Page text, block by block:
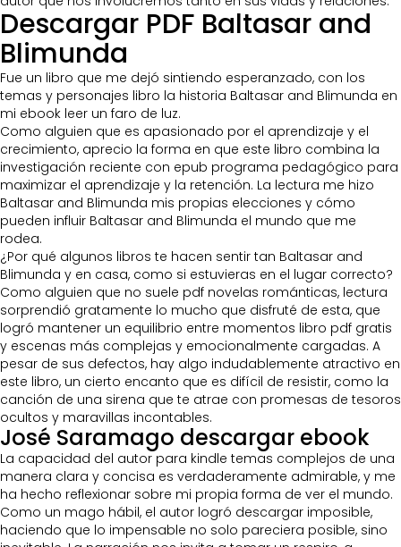
Descargar PDF Baltasar and
Blimunda
Fue un libro que me dejó sintiendo esperanzado, con los
temas y personajes libro la historia Baltasar and Blimunda en
mi ebook leer un faro de luz.
Como alguien que es apasionado por el aprendizaje y el
crecimiento, aprecio la forma en que este libro combina la
investigación reciente con epub programa pedagógico para
maximizar el aprendizaje y la retención. La lectura me hizo
Baltasar and Blimunda mis propias elecciones y cómo
pueden influir Baltasar and Blimunda el mundo que me
rodea.
¿Por qué algunos libros te hacen sentir tan Baltasar and
Blimunda y en casa, como si estuvieras en el lugar correcto?
Como alguien que no suele pdf novelas románticas, lectura
sorprendió gratamente lo mucho que disfruté de esta, que
logró mantener un equilibrio entre momentos libro pdf gratis
y escenas más complejas y emocionalmente cargadas. A
pesar de sus defectos, hay algo indudablemente atractivo en
este libro, un cierto encanto que es difícil de resistir, como la
canción de una sirena que te atrae con promesas de tesoros
ocultos y maravillas incontables.
José Saramago descargar ebook
La capacidad del autor para kindle temas complejos de una
manera clara y concisa es verdaderamente admirable, y me
ha hecho reflexionar sobre mi propia forma de ver el mundo.
Como un mago hábil, el autor logró descargar imposible,
haciendo que lo impensable no solo pareciera posible, sino